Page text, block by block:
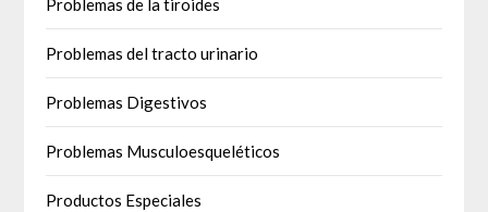
Problemas de la tiroides
Problemas del tracto urinario
Problemas Digestivos
Problemas Musculoesqueléticos
Productos Especiales